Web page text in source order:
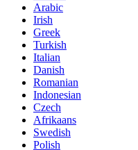
Arabic
Irish
Greek
Turkish
Italian
Danish
Romanian
Indonesian
Czech
Afrikaans
Swedish
Polish